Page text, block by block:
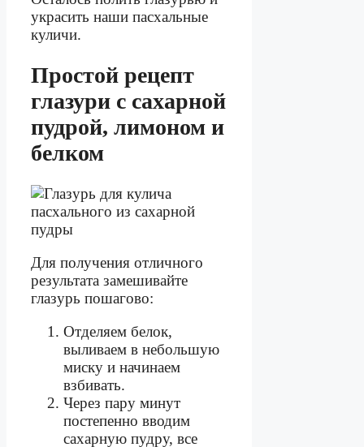
украсить наши пасхальные
куличи.
Простой рецепт
глазури с сахарной
пудрой, лимоном и
белком
Для получения отличного
результата замешивайте
глазурь пошагово:
Отделяем белок,
выливаем в небольшую
миску и начинаем
взбивать.
Через пару минут
постепенно вводим
сахарную пудру, все